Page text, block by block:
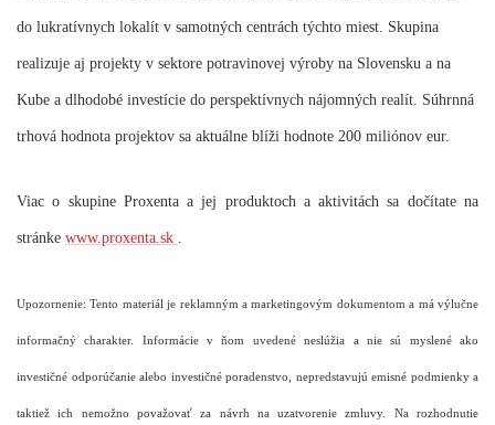
do lukratívnych lokalít v samotných centrách týchto miest. Skupina
realizuje aj projekty v sektore potravinovej výroby na Slovensku a na
Kube a dlhodobé investície do perspektívnych nájomných realít. Súhrnná
trhová hodnota projektov sa aktuálne blíži hodnote 200 miliónov eur.
Viac o skupine Proxenta a jej produktoch a aktivitách sa dočítate na
stránke www.proxenta.sk
Upozornenie: Tento materiál je reklamným a marketingovým dokumentom a má výlučne
informačný charakter. Informácie v ňom uvedené neslúžia a nie sú myslené ako
investičné odporúčanie alebo investičné poradenstvo, nepredstavujú emisné podmienky a
taktiež ich nemožno považovať za návrh na uzatvorenie zmluvy. Na rozhodnutie